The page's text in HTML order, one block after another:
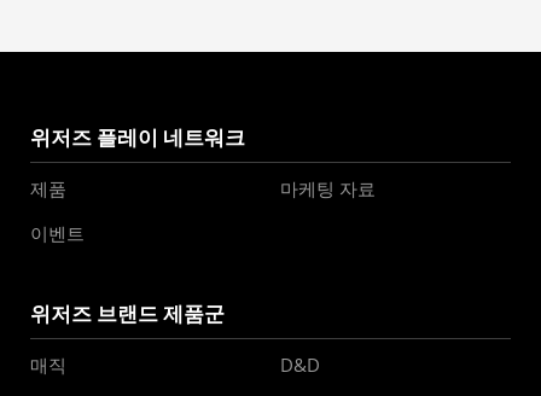
위저즈 플레이 네트워크
제품
마케팅 자료
이벤트
위저즈 브랜드 제품군
매직
D&D